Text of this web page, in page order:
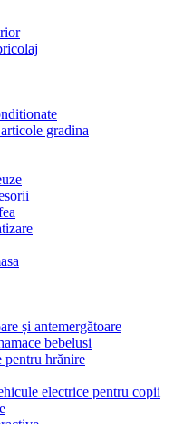
gradina
și antemergătoare
bebelusi
pentru hrănire
electrice pentru copii